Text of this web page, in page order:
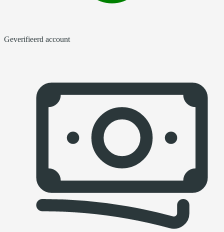
Geverifieerd account